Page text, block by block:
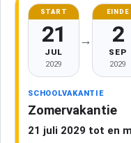
START
21
JUL
2029
→
EINDE
2
SEP
2029
SCHOOLVAKANTIE
Zomervakantie
21 juli 2029 tot en